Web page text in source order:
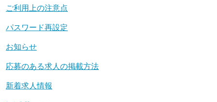
ご利用上の注意点
パスワード再設定
お知らせ
応募のある求人の掲載方法
新着求人情報